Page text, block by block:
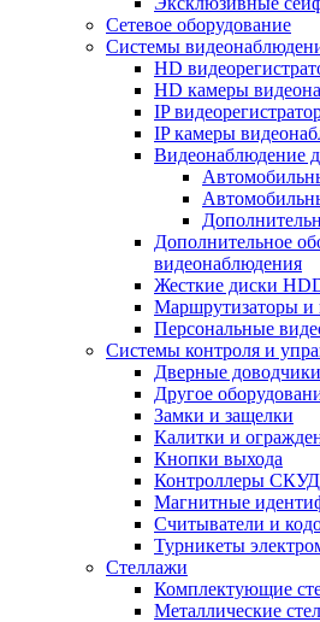
Сетевое оборудование
Системы
HD
HD камеры
IP
IP камеры
Видеонаблюдение
Дополнительное
видеонаблюдения
Жесткие диски
Маршрутизаторы и
Персональные
Системы контроля и
Дверные доводчики
Другое
Замки и защелки
Калитки и
Кнопки выхода
Контроллеры СКУД
Магнитные
Считыватели и
Турникеты
Стеллажи
Комплектующие
Металлические